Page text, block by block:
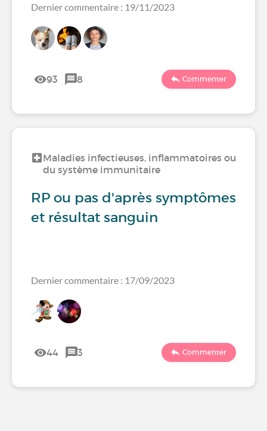
Dernier commentaire : 19/11/2023
93 8 Commenter
Maladies infectieuses, inflammatoires ou
du système immunitaire
RP ou pas d'après symptômes
et résultat sanguin
Dernier commentaire : 17/09/2023
44 3 Commenter